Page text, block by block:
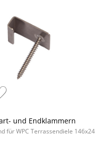
und Endklammern
für WPC Terrassendiele 146x24